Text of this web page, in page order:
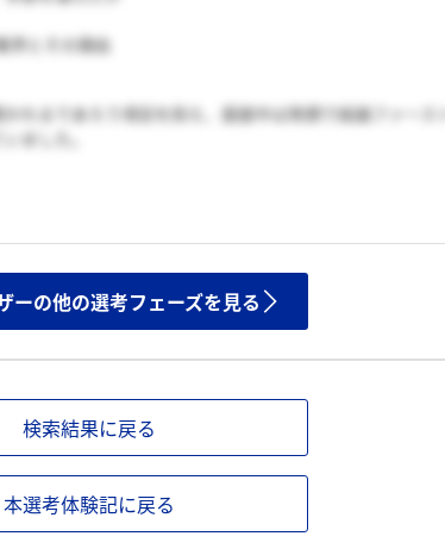
界とその理由
れるであろう項目を抑え、面接中は笑顔で結論ファース
ました。
ーの他の選考フェーズを見る
検索結果に戻る
本選考体験記に戻る